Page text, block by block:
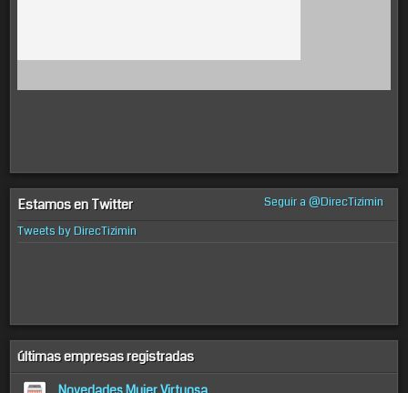
Estamos en Twitter
Seguir a @DirecTizimin
Tweets by DirecTizimin
últimas empresas registradas